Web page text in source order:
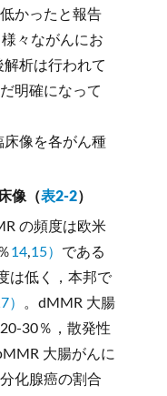
かったと報告
々ながんにお
析は行われて
明確になって
像を各がん種
像（表2-2）
の頻度は欧米
14,15） である
は低く，本邦で
） 。dMMR 大腸
30％，散発性
大腸がんに
化腺癌の割合